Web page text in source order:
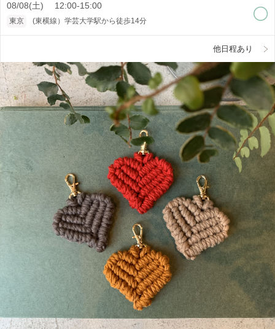
08/08(土) 12:00-15:00
東京 (東横線）学芸大学駅から徒歩14分
他日程あり